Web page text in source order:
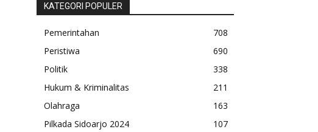
KATEGORI POPULER
Pemerintahan
708
Peristiwa
690
Politik
338
Hukum & Kriminalitas
211
Olahraga
163
Pilkada Sidoarjo 2024
107